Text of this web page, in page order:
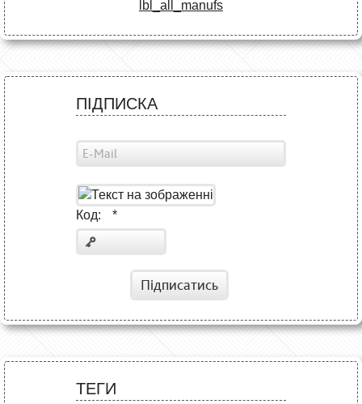
lbl_all_manufs
ПІДПИСКА
Код: *
Підписатись
ТЕГИ